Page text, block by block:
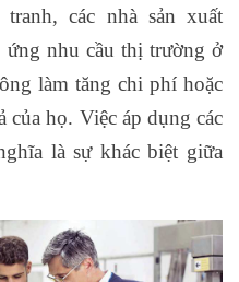
các nhà sản xuất
ứng nhu cầu thị trường ở
làm tăng chi phí hoặc
họ. Việc áp dụng các
là sự khác biệt giữa